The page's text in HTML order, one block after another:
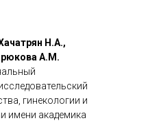
Н.А.,
А.М.
гинекологии и
имени академика